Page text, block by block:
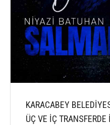
KARACABEY
ÜÇ VE İÇ